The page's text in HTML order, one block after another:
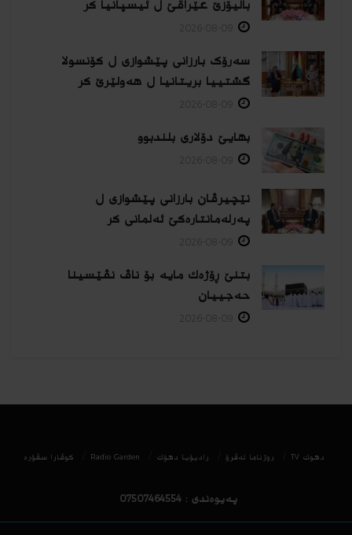
بالیۆزێ عێراقێ ل ئیسپانیا كر
سەرۆک بارزانی پێشوازی ل کۆنسولا
گشتییا بریتانیا ل هەولێرێ كر
بهایێ دۆلاری بلندبوو
نێچیرڤان بارزانی پێشوازی ل
پەرلەمانتارەكێ ئەلمانی كر
بتنێ ڕۆژەك مایە بۆ ناڤ نڤێسینا
حەجییان
دھوك TV روژناما ئەڤرۆ رادیۆیا دهۆك Radio Garden كوڤارا سڤۆره‌
پەیوەندی : 07507464554